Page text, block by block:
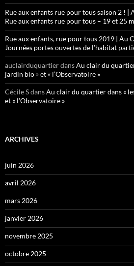
Rue aux enfants rue pour tous saison 2 !
Rue aux enfants rue pour tous – 19 et 25
Rue aux enfants, rue pour tous 2019 | Au
Journées portes ouvertes de l’habitat
auclairduquartierdansAu clair du
jardin bio » et « l’Observatoire »
Cécile SdansAu clair du quartier dans «
et « l’Observatoire »
ARCHIVES
juin 2026
avril 2026
mars 2026
janvier 2026
novembre 2025
octobre 2025